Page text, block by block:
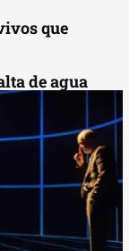
que
de agua